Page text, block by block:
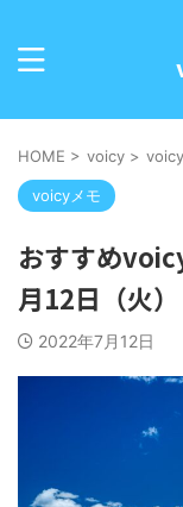
HOME > voicy >
voicyメモ
おすすめ
月12日（火）
2022年7月12日